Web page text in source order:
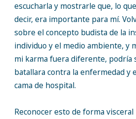
escucharla y mostrarle que, lo
decir, era importante para mí.
sobre el concepto budista de la
individuo y el medio ambiente, y
mi karma fuera diferente, podría
batallara contra la enfermedad y
cama de hospital.
Reconocer esto de forma visceral